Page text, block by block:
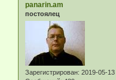
panarin.am
постоялец
Зарегистрирован: 2019-05-13